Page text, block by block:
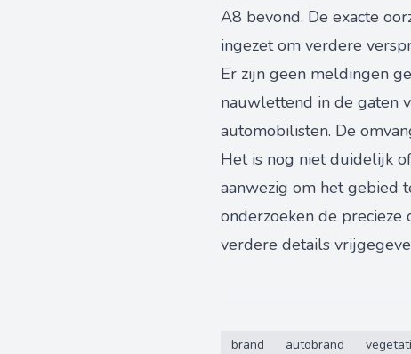
A8 bevond. De exacte
ingezet om verdere
Er zijn geen meldingen
nauwlettend in de gaten
automobilisten. De
Het is nog niet duidelijk
aanwezig om het gebied
onderzoeken de precieze
verdere details
brand autobrand